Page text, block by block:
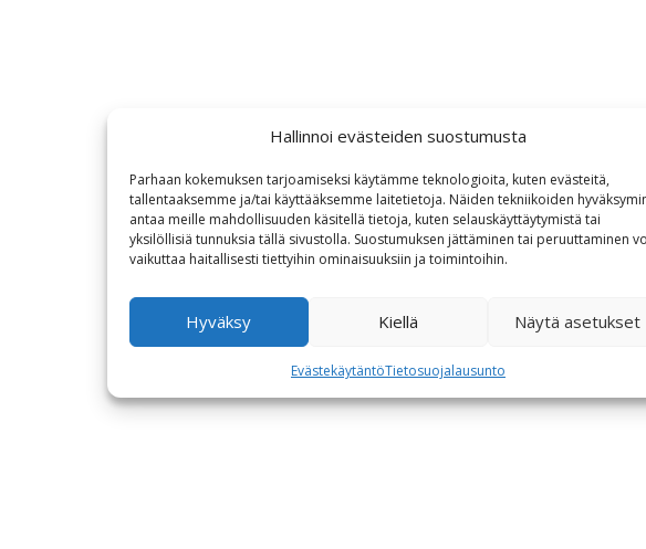
Hallinnoi evästeiden suostumusta
Parhaan kokemuksen tarjoamiseksi käytämme teknologioita, kuten evästeitä,
tallentaaksemme ja/tai käyttääksemme laitetietoja. Näiden tekniikoiden
antaa meille mahdollisuuden käsitellä tietoja, kuten selauskäyttäytymistä tai
yksilöllisiä tunnuksia tällä sivustolla. Suostumuksen jättäminen tai peruuttaminen
vaikuttaa haitallisesti tiettyihin ominaisuuksiin ja toimintoihin.
Hyväksy Kiellä Näytä asetukset
EvästekäytäntöTietosuojalausunto